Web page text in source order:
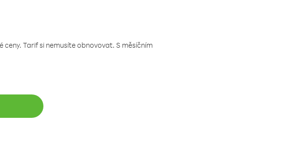
ceny. Tarif si nemusíte obnovovat. S měsíčním